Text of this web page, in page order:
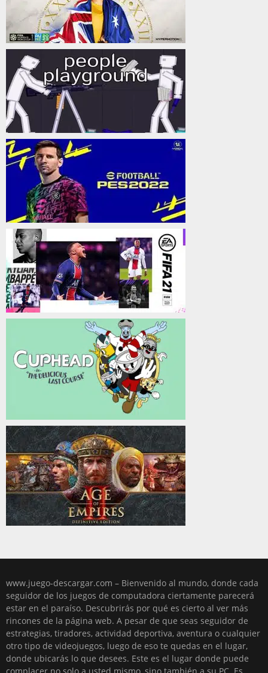
www.juego-descargar.com – Bienvenido al mundo, donde cada
seguidor de los juegos de computadora ciertamente parecerá
estar en el paraíso. Descubrirás por qué es cierto al ver más
rincones de la página web. A pesar de que seas seguidor de
estrategias, tiradores, actividad deportiva, aventura o cualquier
otro tipo de videojuegos, luego de eso te quedas en el lugar,
donde ubicarás lo que desees. Este es el lugar donde puede